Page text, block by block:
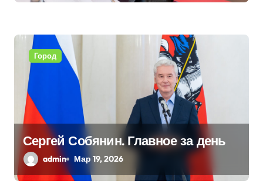
Город
Сергей Собянин. Главное за день
admin Мар 19, 2026